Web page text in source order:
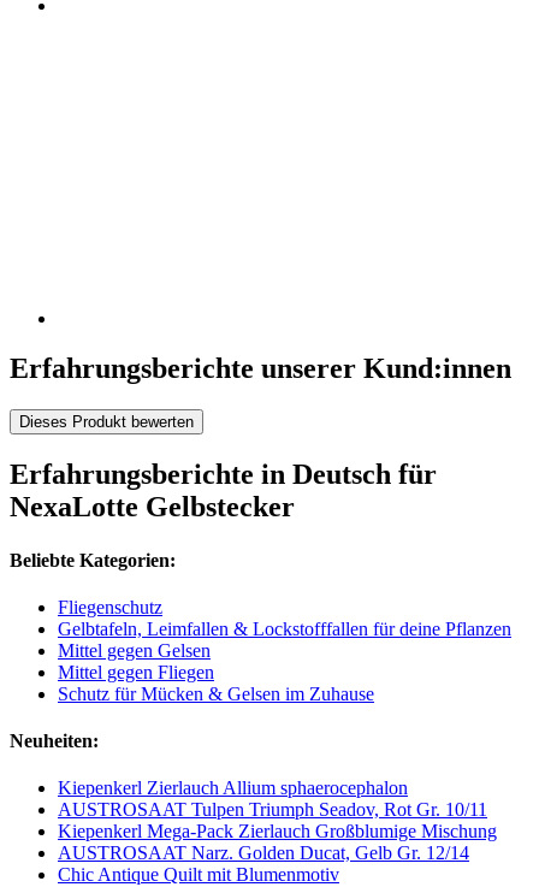
Erfahrungsberichte unserer Kund:innen
Dieses Produkt bewerten
Erfahrungsberichte in Deutsch für
NexaLotte Gelbstecker
Beliebte Kategorien:
Fliegenschutz
Gelbtafeln, Leimfallen & Lockstofffallen für deine Pflanzen
Mittel gegen Gelsen
Mittel gegen Fliegen
Schutz für Mücken & Gelsen im Zuhause
Neuheiten:
Kiepenkerl Zierlauch Allium sphaerocephalon
AUSTROSAAT Tulpen Triumph Seadov, Rot Gr. 10/11
Kiepenkerl Mega-Pack Zierlauch Großblumige Mischung
AUSTROSAAT Narz. Golden Ducat, Gelb Gr. 12/14
Chic Antique Quilt mit Blumenmotiv